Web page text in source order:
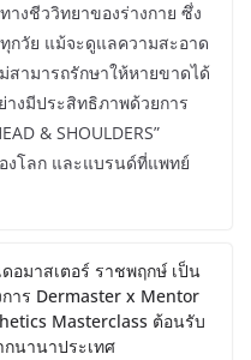
างชีววิทยาของร่างกาย ซึ่ง
กวัย แม้จะดูแลความสะอาด
สามารถรักษาให้หายขาดได้
งมีประสิทธิภาพด้วยการ
& SHOULDERS”
โลก และแบรนด์ที่แพทย์
อมาสเตอร์ ราชพฤกษ์ เป็น
การ Dermaster x Mentor
Masterclass ต้อนรับ
นานาประเทศ